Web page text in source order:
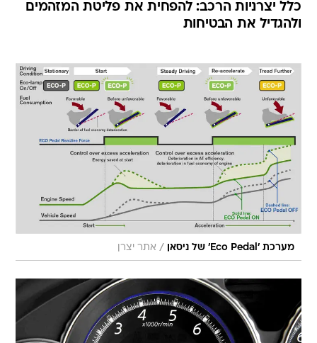
כלל יצרניות הרכב: להפחית את פליטת המזהמים
ולהגדיל את הבטיחות
מערכת 'Eco Pedal' של ניסאן / אתר יצרן